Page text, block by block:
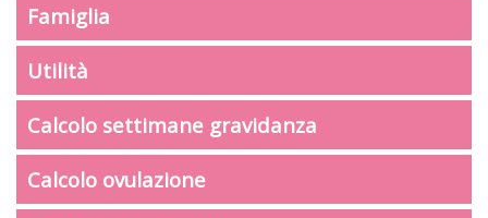
Famiglia
Utilità
Calcolo settimane gravidanza
Calcolo ovulazione